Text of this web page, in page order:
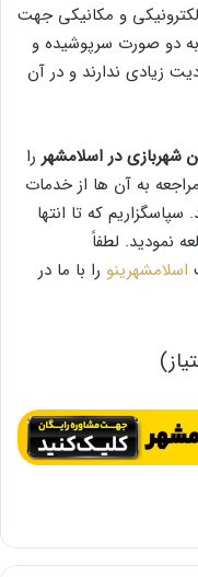
و مکانیکی جهت
دو صورت سرپوشیده و
زیادی ندارند و در آن
شهربازی در اسلامشهر را
به آن ها از خدمات
که تا انتها
نمودید. لطفاً
اسلامشهرینو را با ما در